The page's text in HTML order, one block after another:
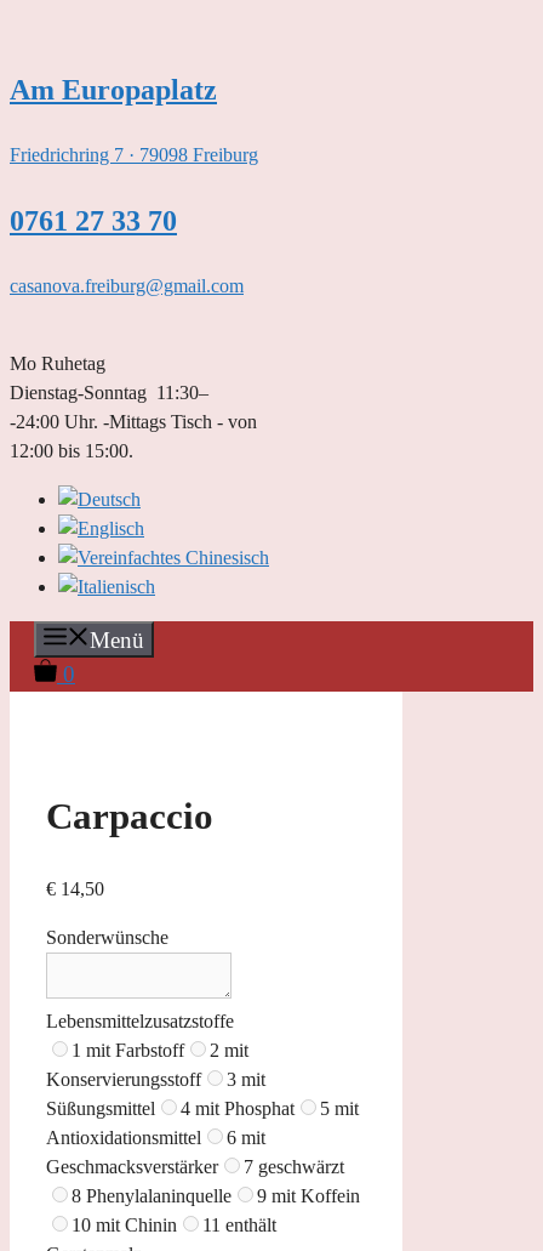
springen
Am Europaplatz
Friedrichring 7 · 79098 Freiburg
0761 27 33 70
casanova.freiburg@gmail.com
Mo Ruhetag
Dienstag-Sonntag 11:30–
-24:00 Uhr. -Mittags Tisch - von
12:00 bis 15:00.
Menü
0
Carpaccio
€ 14,50
Sonderwünsche
Lebensmittelzusatzstoffe
1 mit Farbstoff
2 mit
Konservierungsstoff
3 mit
Süßungsmittel
4 mit Phosphat
5 mit
Antioxidationsmittel
6 mit
Geschmacksverstärker
7 geschwärzt
8 Phenylalaninquelle
9 mit Koffein
10 mit Chinin
11 enthält